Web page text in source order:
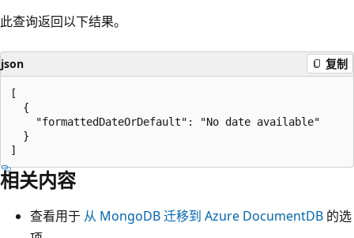
此查询返回以下结果。
json 复制
[
  {
    "formattedDateOrDefault": "No date available"
  }
相关内容
查看用于 从 MongoDB 迁移到 Azure DocumentDB 的选